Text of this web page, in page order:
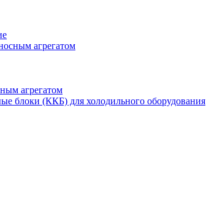
агрегатом
агрегатом
блоки (ККБ) для холодильного оборудования